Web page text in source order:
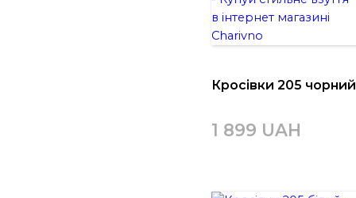
Кросівки 205 чорний
1 899 UAH